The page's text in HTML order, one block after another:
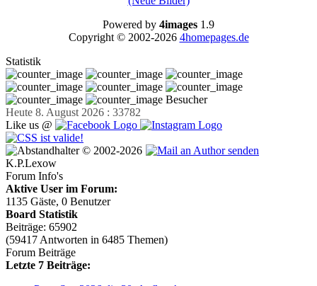
Powered by 4images 1.9
Copyright © 2002-2026 4homepages.de
Statistik
Besucher
Heute 8. August 2026 : 33782
Like us @
© 2002-2026
K.P.Lexow
Forum Info's
Aktive User im Forum:
1135 Gäste, 0 Benutzer
Board Statistik
Beiträge: 65902
(59417 Antworten in 6485 Themen)
Forum Beiträge
Letzte 7 Beiträge: